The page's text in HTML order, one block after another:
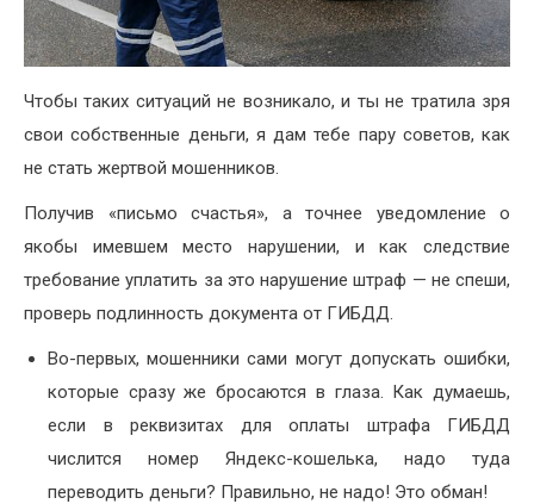
Чтобы таких ситуаций не возникало, и ты не тратила зря
свои собственные деньги, я дам тебе пару советов, как
не стать жертвой мошенников.
Получив «письмо счастья», а точнее уведомление о
якобы имевшем место нарушении, и как следствие
требование уплатить за это нарушение штраф — не спеши,
проверь подлинность документа от ГИБДД.
Во-первых, мошенники сами могут допускать ошибки,
которые сразу же бросаются в глаза. Как думаешь,
если в реквизитах для оплаты штрафа ГИБДД
числится номер Яндекс-кошелька, надо туда
переводить деньги? Правильно, не надо! Это обман!